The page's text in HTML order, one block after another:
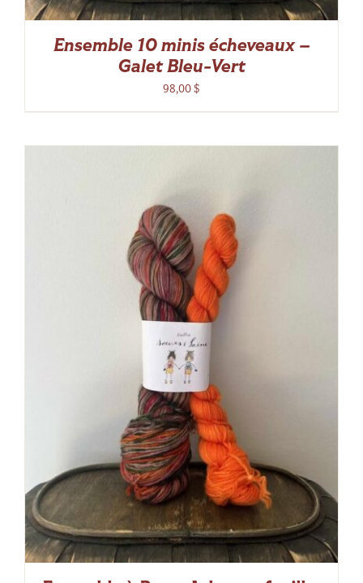
Ensemble 10 minis écheveaux –
Galet Bleu-Vert
98,00$